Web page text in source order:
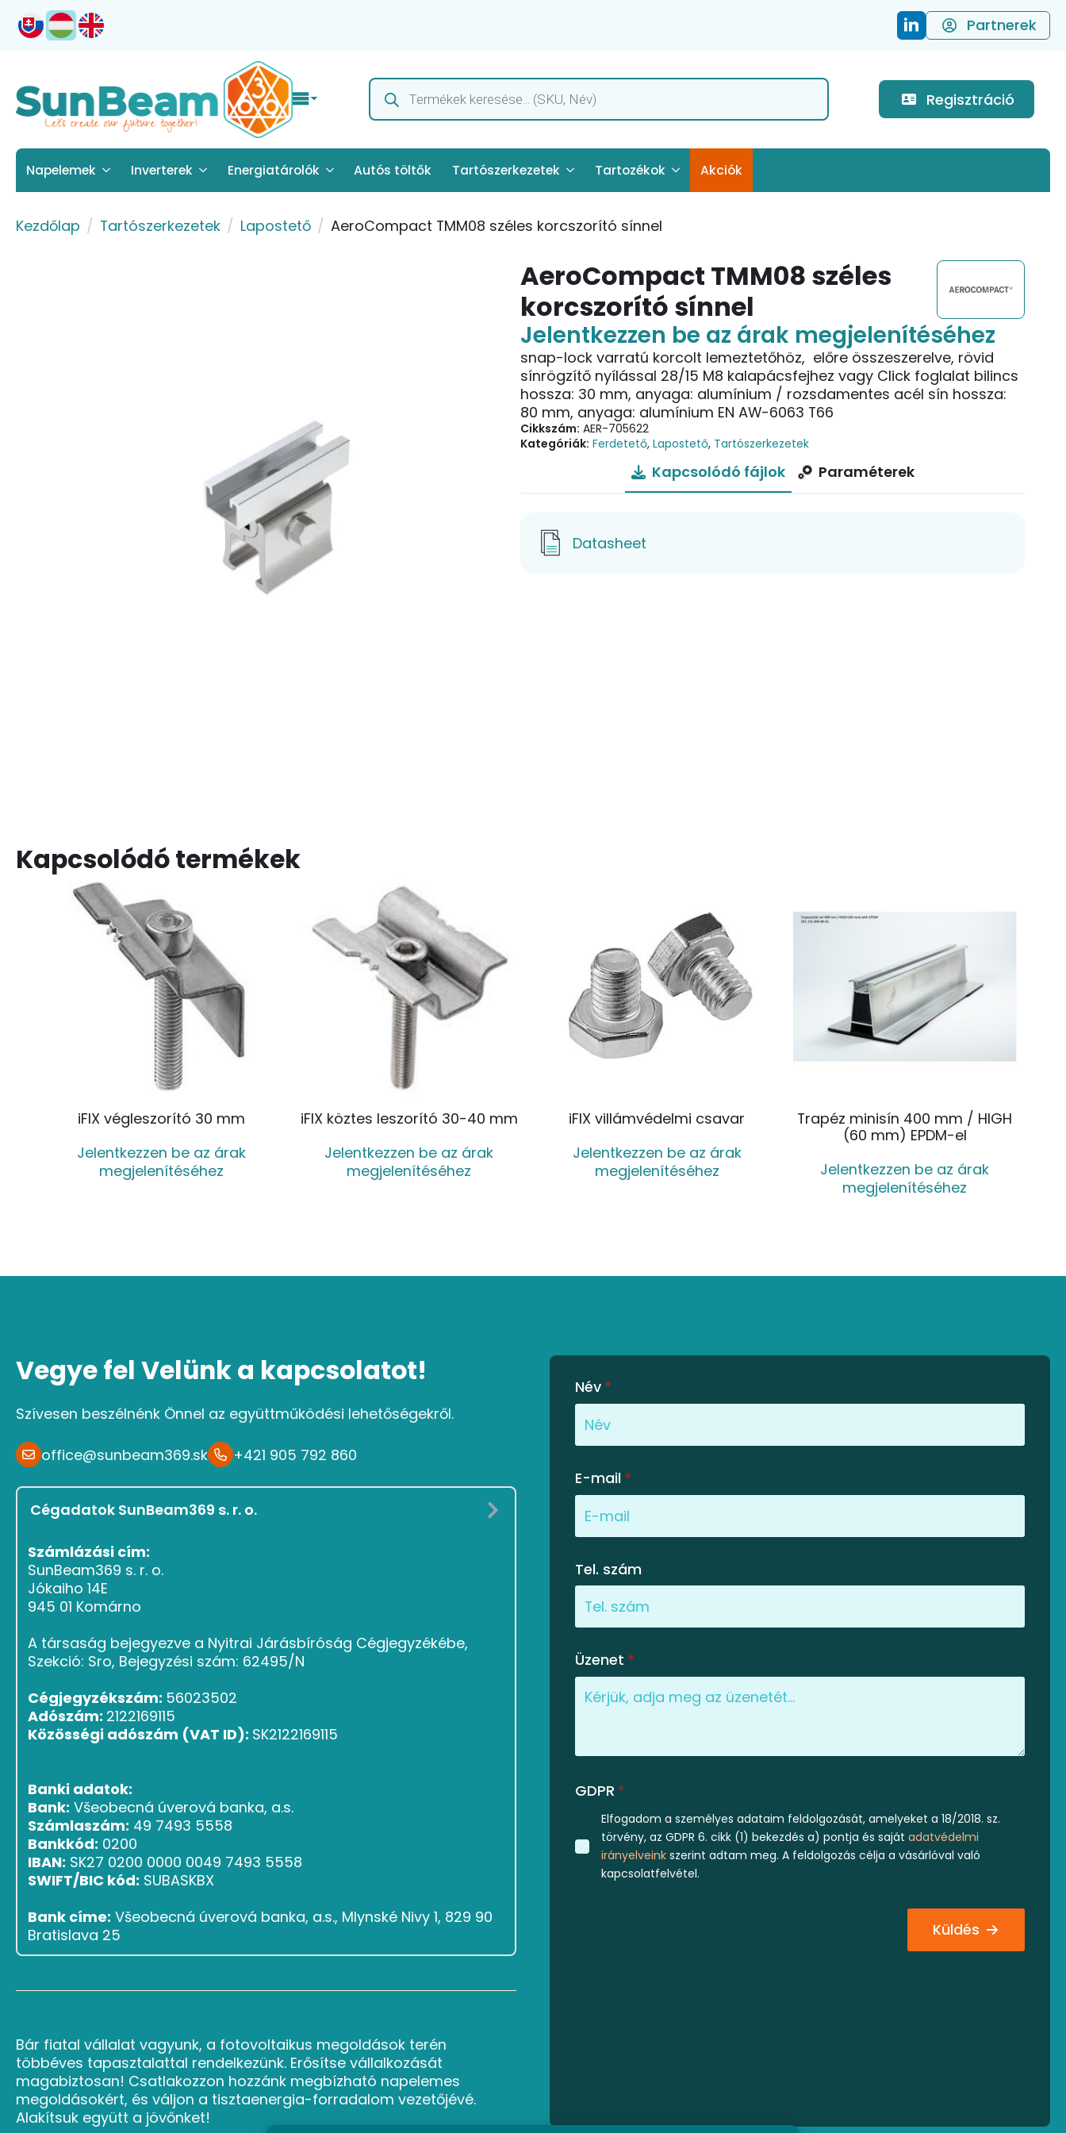
Partnerek
Products
search
Regisztráció
Napelemek Inverterek Energiatárolók Autós töltők Tartószerkezetek Tartozékok Akciók
Kezdőlap Tartószerkezetek Lapostető AeroCompact TMM08 széles korcszorító sínnel
AeroCompact TMM08 széles
korcszorító sínnel
Jelentkezzen be az árak megjelenítéséhez
snap-lock varratú korcolt lemeztetőhöz, előre összeszerelve, rövid
sínrögzítő nyílással 28/15 M8 kalapácsfejhez vagy Click foglalat bilincs
hossza: 30 mm, anyaga: alumínium / rozsdamentes acél sín hossza:
80 mm, anyaga: alumínium EN AW-6063 T66
Cikkszám: AER-705622
Kategóriák: Ferdetető,Lapostető, Tartószerkezetek
Kapcsolódó fájlok Paraméterek
Datasheet
Kapcsolódó termékek
iFIX végleszorító 30 mm
Jelentkezzen be az árak
megjelenítéséhez
iFIX köztes leszorító 30-40 mm
Jelentkezzen be az árak
megjelenítéséhez
iFIX villámvédelmi csavar
Jelentkezzen be az árak
megjelenítéséhez
Trapéz minisín 400 mm / HIGH
(60 mm) EPDM-el
Jelentkezzen be az árak
megjelenítéséhez
Vegye fel Velünk a kapcsolatot!
Szívesen beszélnénk Önnel az együttműködési lehetőségekről.
office@sunbeam369.sk +421 905 792 860
Cégadatok SunBeam369 s. r. o.
Számlázási cím:
SunBeam369 s. r. o.
Jókaiho 14E
945 01 Komárno
A társaság bejegyezve a Nyitrai Járásbíróság Cégjegyzékébe,
Szekció: Sro, Bejegyzési szám: 62495/N
Cégjegyzékszám: 56023502
Adószám: 2122169115
Közösségi adószám (VAT ID): SK2122169115
Banki adatok:
Bank: Všeobecná úverová banka, a.s.
Számlaszám: 49 7493 5558
Bankkód: 0200
IBAN: SK27 0200 0000 0049 7493 5558
SWIFT/BIC kód: SUBASKBX
Bank címe: Všeobecná úverová banka, a.s., Mlynské Nivy 1, 829 90
Bratislava 25
Bár fiatal vállalat vagyunk, a fotovoltaikus megoldások terén
többéves tapasztalattal rendelkezünk. Erősítse vállalkozását
magabiztosan! Csatlakozzon hozzánk megbízható napelemes
megoldásokért, és váljon a tisztaenergia-forradalom vezetőjévé.
Alakítsuk együtt a jövőnket!
Név *
E-mail *
Tel. szám
Üzenet *
GDPR *
Elfogadom a személyes adataim feldolgozását, amelyeket a 18/2018. sz.
törvény, az GDPR 6. cikk (1) bekezdés a) pontja és sajátadatvédelmi
irányelveink szerint adtam meg. A feldolgozás célja a vásárlóval való
kapcsolatfelvétel.
Küldés